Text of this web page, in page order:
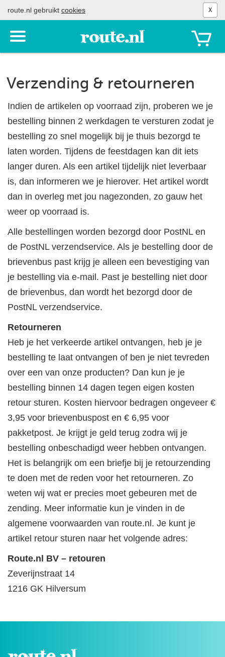
route.nl gebruikt cookies X
Toon
het
menu
Verzending & retourneren
Indien de artikelen op voorraad zijn, proberen we je
bestelling binnen 2 werkdagen te versturen zodat je
bestelling zo snel mogelijk bij je thuis bezorgd te
laten worden. Tijdens de feestdagen kan dit iets
langer duren. Als een artikel tijdelijk niet leverbaar
is, dan informeren we je hierover. Het artikel wordt
dan in overleg met jou nagezonden, zo gauw het
weer op voorraad is.
Alle bestellingen worden bezorgd door PostNL en
de PostNL verzendservice. Als je bestelling door de
brievenbus past krijg je alleen een bevestiging van
je bestelling via e-mail. Past je bestelling niet door
de brievenbus, dan wordt het bezorgd door de
PostNL verzendservice.
Retourneren
Heb je het verkeerde artikel ontvangen, heb je je
bestelling te laat ontvangen of ben je niet tevreden
over een van onze producten? Dan kun je je
bestelling binnen 14 dagen tegen eigen kosten
retour sturen. Kosten hiervoor bedragen ongeveer €
3,95 voor brievenbuspost en € 6,95 voor
pakketpost. Je krijgt je geld terug zodra wij je
bestelling onbeschadigd weer hebben ontvangen.
Het is belangrijk om een briefje bij je retourzending
te doen met de reden voor het retourneren. Zo
weten wij wat er precies moet gebeuren met de
zending. Meer informatie kun je vinden in de
algemene voorwaarden van route.nl. Je kunt je
artikel retour sturen naar het volgende adres:
Route.nl BV – retouren
Zeverijnstraat 14
1216 GK Hilversum